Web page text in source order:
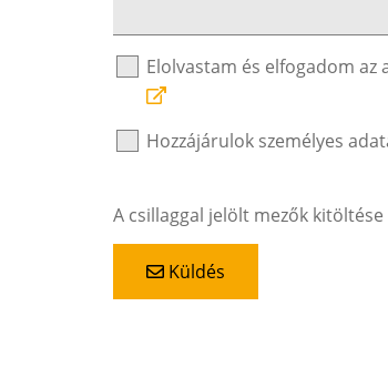
Elolvastam és elfogadom
Hozzájárulok személyes
A csillaggal jelölt mezők kitöltése
Küldés